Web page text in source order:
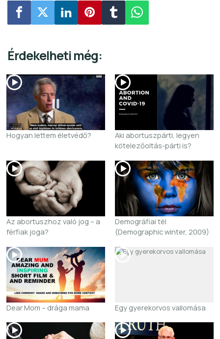
Érdekelheti még:
Hogyan lettem életvédő?
Aki abortuszpárti, legyen
kötelezőoltás-párti is?
Az abortuszhoz való jog – a
férfiak joga?
Demográfiai tél
(Demographic winter, 2009)
Dear Mom – drága mama Egy gyerekorvos vallomása